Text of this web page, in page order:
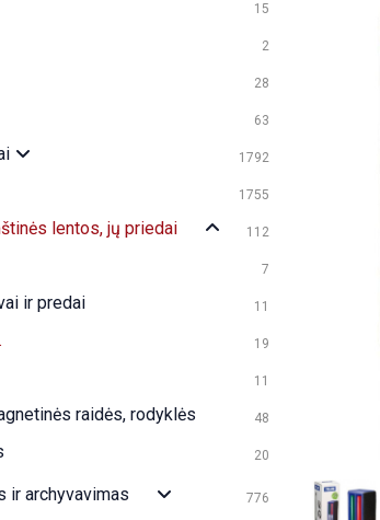
15
2
28
63
1792
1755
lentos, jų priedai 112
7
ir predai 11
19
11
raidės, rodyklės 48
20
ir archyvavimas 776